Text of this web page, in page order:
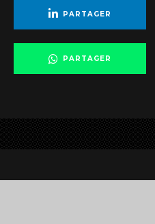
PARTAGER
PARTAGER